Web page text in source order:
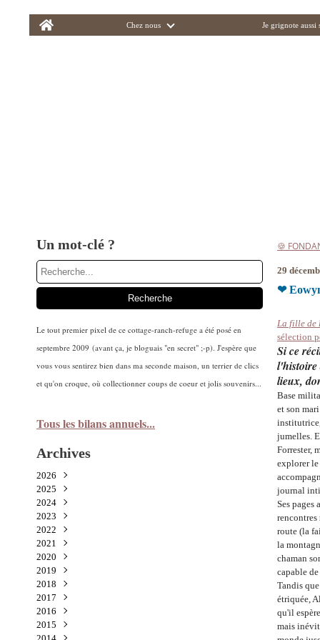
Home
Chez nous Je grignote
Un mot-clé ?
Le tout premier pixel de ce cottage-ranch-refuge a été posé en
septembre 2009 (avant ça, je bloguais "en secret" ;-p). J'espère que
vous vous sentirez bien dans ma seconde maison, un terrier de clics
et qu'on croque, où collectionner coups de coeur et jolis souvenirs...
Tous les bilans annuels...
Archives
2026
Juillet
Juin
Mai(1)
Avril
Mars
Février
Janvier
2025
Novembre
Octobre
Septembre
Août
Juillet
Juin
Mai(3)
Avril
Mars
Février
2024
Décembre
Novembre
Octobre
Septembre
Août
Juillet
Juin
Mai(2)
Avril
2023
Décembre
Novembre
Octobre
Septembre
Août
Juillet
Mai(9)
Avril
2022
Décembre
Novembre
Octobre
Septembre
Août
Juillet
Juin
2021
Décembre
Novembre
Octobre
Septembre
Août
Juillet
2020
Décembre
Novembre
Octobre
Septembre
Août
2019
Décembre
Novembre
Octobre
Septembre
2018
Décembre
Novembre
Octobre
2017
Décembre
Novembre
2016
Décembre
2015
🍪
29
❤
La fille de
sélection
Si ce
l'histoire
lieux,
Base
et son
jumelles.
Forrester,
explorer
journal
Ses pages
route (la
la
chaman
capable
Tandis
étriquée,
qu'il
mais